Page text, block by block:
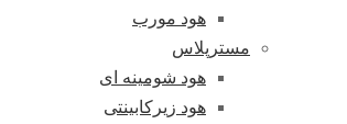
هود مورب
مسترپلاس
هود شومینه ای
هود زیرکابینتی